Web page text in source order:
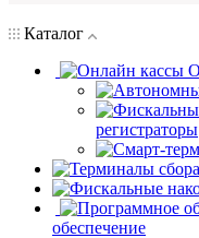
Каталог
регистраторы
обеспечение